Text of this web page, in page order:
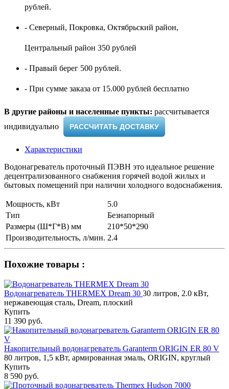
рублей.
- Северный, Покровка, Октябрьский район,
Центральный район 350 рублей
- Правый берег 500 рублей.
- При сумме заказа от 15.000 рублей бесплатно
В другие районы и населенные пункты: рассчитывается
индивидуально ​
РАССЧИТАТЬ ДОСТАВКУ
Характеристики
Водонагреватель проточный ПЭВН это идеальное решение
децентрализованного снабжения горячей водой жилых и
бытовых помещений при наличии холодного водоснабжения.
Мощность, кВт
5.0
Тип
Безнапорный
Размеры (Ш*Г*В) мм
210*50*290
Производительность, л/мин. 2.4
Похожие товары :
Водонагреватель THERMEX Dream 30 30 литров, 2.0 кВт,
нержавеющая сталь, Dream, плоский
Купить
11 390 руб.
Накопительный водонагреватель Garanterm ORIGIN ER 80 V
80 литров, 1,5 кВт, армированная эмаль, ORIGIN, круглый
Купить
8 590 руб.